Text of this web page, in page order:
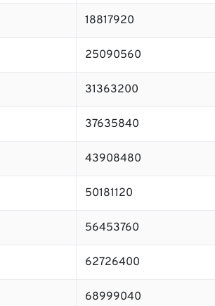
18817920
25090560
31363200
37635840
43908480
50181120
56453760
62726400
68999040